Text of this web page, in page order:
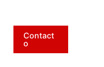
Contact
o